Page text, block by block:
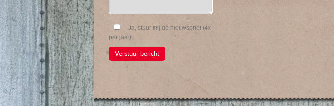
Ja, stuur mij de nieuwsbrief (4x
per jaar)
Verstuur bericht